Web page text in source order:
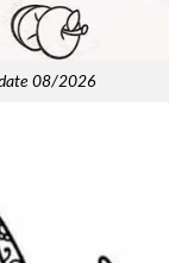
08/2026